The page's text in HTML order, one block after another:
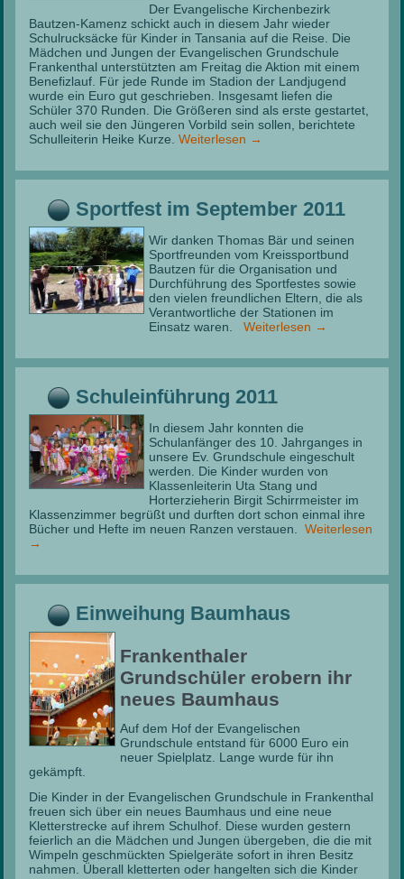
Der Evangelische Kirchenbezirk
Bautzen-Kamenz schickt auch in diesem Jahr wieder
Schulrucksäcke für Kinder in Tansania auf die Reise. Die
Mädchen und Jungen der Evangelischen Grundschule
Frankenthal unterstützten am Freitag die Aktion mit einem
Benefizlauf. Für jede Runde im Stadion der Landjugend
wurde ein Euro gut geschrieben. Insgesamt liefen die
Schüler 370 Runden. Die Größeren sind als erste gestartet,
auch weil sie den Jüngeren Vorbild sein sollen, berichtete
Schulleiterin Heike Kurze.Weiterlesen →
Sportfest im September 2011
Wir danken Thomas Bär und seinen
Sportfreunden vom Kreissportbund
Bautzen für die Organisation und
Durchführung des Sportfestes sowie
den vielen freundlichen Eltern, die als
Verantwortliche der Stationen im
Einsatz waren.Weiterlesen →
Schuleinführung 2011
In diesem Jahr konnten die
Schulanfänger des 10. Jahrganges in
unsere Ev. Grundschule eingeschult
werden. Die Kinder wurden von
Klassenleiterin Uta Stang und
Horterzieherin Birgit Schirrmeister im
Klassenzimmer begrüßt und durften dort schon einmal ihre
Bücher und Hefte im neuen Ranzen verstauen.Weiterlesen
→
Einweihung Baumhaus
Frankenthaler
Grundschüler erobern ihr
neues Baumhaus
Auf dem Hof der Evangelischen
Grundschule entstand für 6000 Euro ein
neuer Spielplatz. Lange wurde für ihn
gekämpft.
Die Kinder in der Evangelischen Grundschule in Frankenthal
freuen sich über ein neues Baumhaus und eine neue
Kletterstrecke auf ihrem Schulhof. Diese wurden gestern
feierlich an die Mädchen und Jungen übergeben, die die mit
Wimpeln geschmückten Spielgeräte sofort in ihren Besitz
nahmen. Überall kletterten oder hangelten sich die Kinder